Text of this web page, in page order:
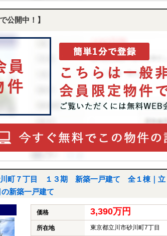
公開中！】
川町７丁目 １３期 新築一戸建て 全１棟｜立
新築一戸建て
価格 3,390万円
所在地 東京都立川市砂川町7丁目